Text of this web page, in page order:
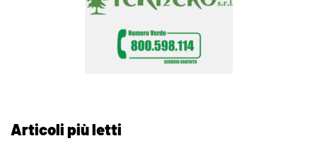
Articoli più letti